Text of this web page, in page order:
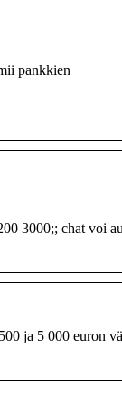
pankkien
3000;; chat voi
ja 5 000 euron